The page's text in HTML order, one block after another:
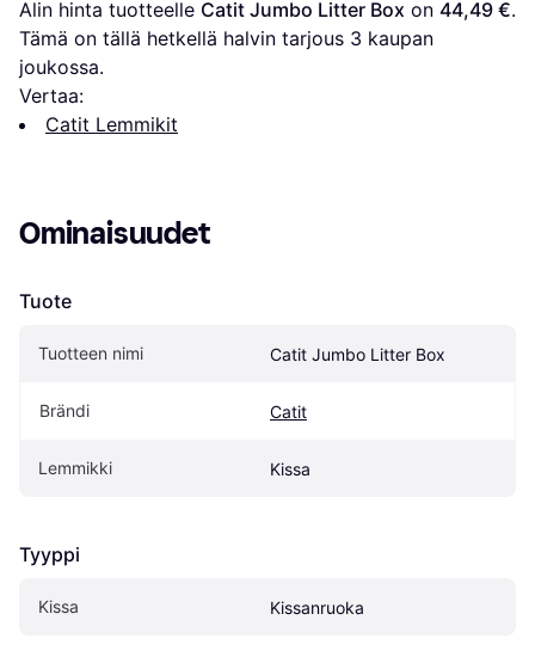
Alin hinta tuotteelle Catit Jumbo Litter Box on 44,49 €.
Tämä on tällä hetkellä halvin tarjous 3 kaupan
joukossa.
Vertaa:
Catit Lemmikit
Ominaisuudet
Tuote
Tuotteen nimi Catit Jumbo Litter Box
Brändi Catit
Lemmikki Kissa
Tyyppi
Kissa Kissanruoka